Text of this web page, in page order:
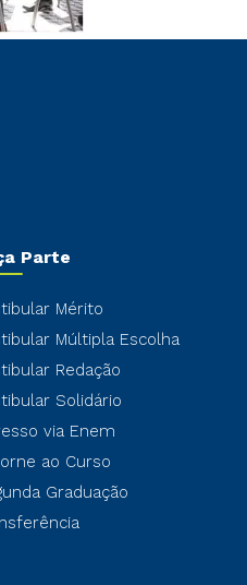
Parte
Mérito
Múltipla Escolha
Redação
Solidário
via Enem
ao Curso
Graduação